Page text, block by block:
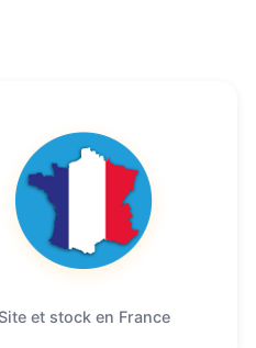
Site et stock en France